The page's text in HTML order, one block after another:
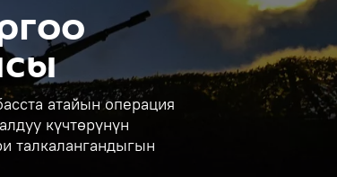
атайын операция
күчтөрүнүн
талкалангандыгын